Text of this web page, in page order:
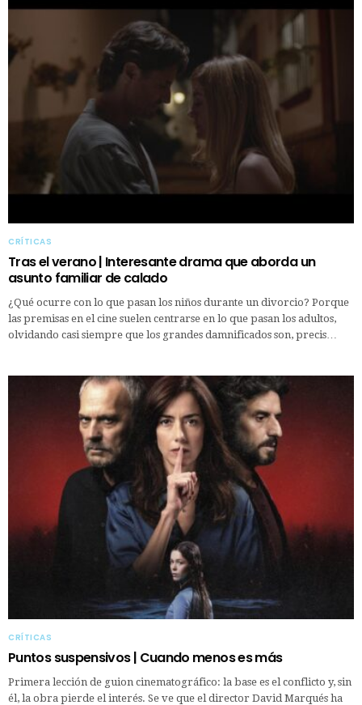
CRÍTICAS
Tras el verano | Interesante drama que aborda un
asunto familiar de calado
¿Qué ocurre con lo que pasan los niños durante un divorcio? Porque
las premisas en el cine suelen centrarse en lo que pasan los adultos,
olvidando casi siempre que los grandes damnificados son, precis…
CRÍTICAS
Puntos suspensivos | Cuando menos es más
Primera lección de guion cinematográfico: la base es el conflicto y, sin
él, la obra pierde el interés. Se ve que el director David Marqués ha